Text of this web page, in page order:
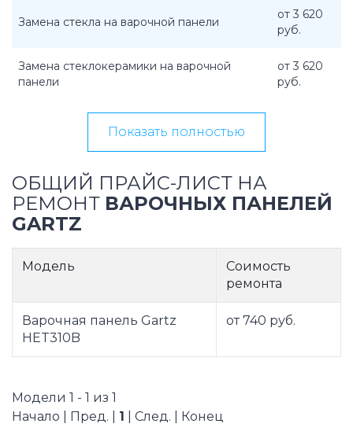
Замена стекла на варочной панели
от 3 620
руб.
Замена стеклокерамики на варочной
панели
от 3 620
руб.
Показать полностью
ОБЩИЙ ПРАЙС-ЛИСТ НА
РЕМОНТ ВАРОЧНЫХ ПАНЕЛЕЙ
GARTZ
Модель
Соимость
ремонта
Варочная панель Gartz
HET310B
от 740 руб.
Модели 1 - 1 из 1
Начало | Пред. | 1 | След. | Конец